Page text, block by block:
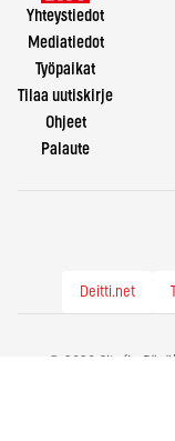
Yhteystiedot
Mediatiedot
Työpaikat
Tilaa uutiskirje
Ohjeet
Palaute
Deitti.net